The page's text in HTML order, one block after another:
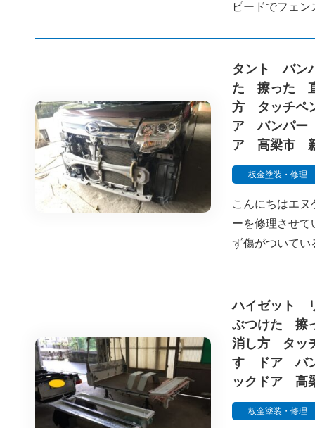
ピードでフェ
タント バ
た 擦った
方 タッチ
ア バンパー
ア 高梁市
板金塗装・修理
こんにちはエ
ーを修理させ
ず傷がついて
ハイゼット
ぶつけた
消し方 タ
す ドア バ
ックドア 高
板金塗装・修理